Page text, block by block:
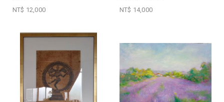
NT$ 12,000 NT$ 14,000